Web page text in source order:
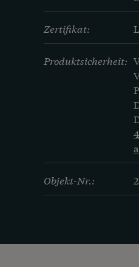
Zertifikat:
Produktsicherheit:
Objekt-Nr.: